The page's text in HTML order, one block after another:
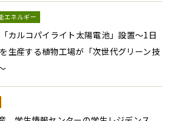
エネルギー
カルコパイライト太陽電池」設置～1日
生産する植物工場が「次世代グリーン技